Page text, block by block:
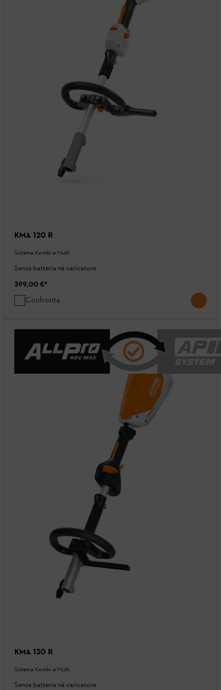
KMA 120 R
Sistema Kombi e Multi
Senza batteria nè caricatore
399,00 €*
Confronta
KMA 130 R
Sistema Kombi e Multi
Senza batteria nè caricatore